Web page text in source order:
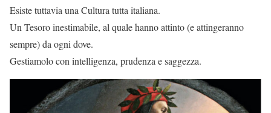
Esiste tuttavia una Cultura tutta italiana.
Un Tesoro inestimabile, al quale hanno attinto (e attingeranno
sempre) da ogni dove.
Gestiamolo con intelligenza, prudenza e saggezza.